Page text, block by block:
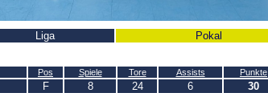
Liga Pokal
Pos Spiele Tore Assists Punkte
F 8 24 6 30